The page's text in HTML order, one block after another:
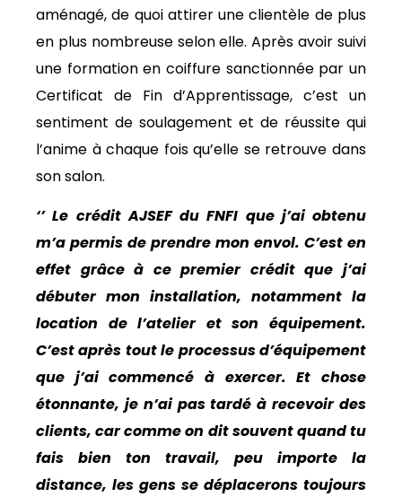
aménagé, de quoi attirer une clientèle de plus
en plus nombreuse selon elle. Après avoir suivi
une formation en coiffure sanctionnée par un
Certificat de Fin d’Apprentissage, c’est un
sentiment de soulagement et de réussite qui
l’anime à chaque fois qu’elle se retrouve dans
son salon.
‘’ Le crédit AJSEF du FNFI que j’ai obtenu
m’a permis de prendre mon envol. C’est en
effet grâce à ce premier crédit que j’ai
débuter mon installation, notamment la
location de l’atelier et son équipement.
C’est après tout le processus d’équipement
que j’ai commencé à exercer. Et chose
étonnante, je n’ai pas tardé à recevoir des
clients, car comme on dit souvent quand tu
fais bien ton travail, peu importe la
distance, les gens se déplacerons toujours